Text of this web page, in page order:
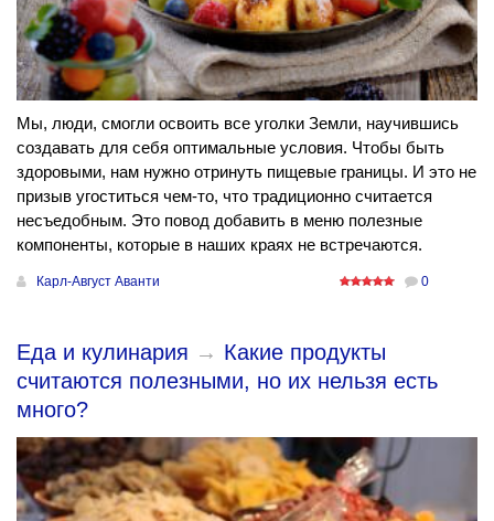
Мы, люди, смогли освоить все уголки Земли, научившись
создавать для себя оптимальные условия. Чтобы быть
здоровыми, нам нужно отринуть пищевые границы. И это не
призыв угоститься чем-то, что традиционно считается
несъедобным. Это повод добавить в меню полезные
компоненты, которые в наших краях не встречаются.
Карл-Август Аванти 0
Еда и кулинария → Какие продукты
считаются полезными, но их нельзя есть
много?